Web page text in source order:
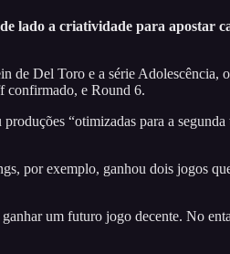
lado a criatividade para apostar
de Del Toro e a série Adolescência,
confirmado, e Round 6.
“otimizadas para a
por exemplo, ganhou dois jogos
um futuro jogo decente. No